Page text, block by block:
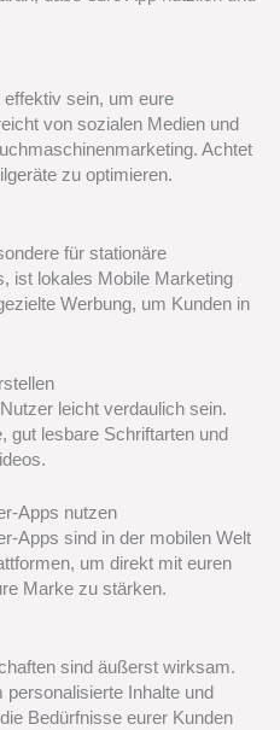
sein, um eure
von sozialen Medien und
Achtet
zu optimieren.
für stationäre
ist lokales Mobile Marketing
Werbung, um Kunden in
leicht verdaulich sein.
gut lesbare Schriftarten und
Apps nutzen
Apps sind in der mobilen Welt
um direkt mit euren
Marke zu stärken.
sind äußerst wirksam.
Inhalte und
Bedürfnisse eurer Kunden